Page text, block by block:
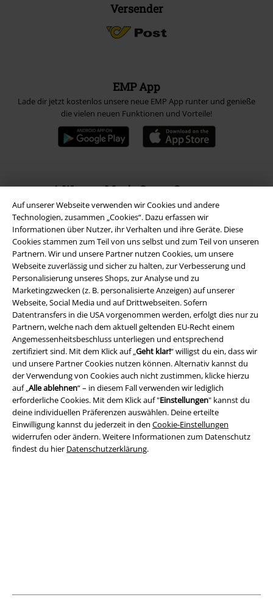
Auf unserer Webseite verwenden wir Cookies und andere
Technologien, zusammen „Cookies“. Dazu erfassen wir
Informationen über Nutzer, ihr Verhalten und ihre Geräte. Diese
Cookies stammen zum Teil von uns selbst und zum Teil von unseren
Partnern. Wir und unsere Partner nutzen Cookies, um unsere
Webseite zuverlässig und sicher zu halten, zur Verbesserung und
Personalisierung unseres Shops, zur Analyse und zu
Marketingzwecken (z. B. personalisierte Anzeigen) auf unserer
Webseite, Social Media und auf Drittwebseiten. Sofern
Datentransfers in die USA vorgenommen werden, erfolgt dies nur zu
Partnern, welche nach dem aktuell geltenden EU-Recht einem
Angemessenheitsbeschluss unterliegen und entsprechend
zertifiziert sind. Mit dem Klick auf „Geht klar!“ willigst du ein, dass wir
und unsere Partner Cookies nutzen können. Alternativ kannst du
der Verwendung von Cookies auch nicht zustimmen, klicke hierzu
auf „Alle ablehnen“ – in diesem Fall verwenden wir lediglich
erforderliche Cookies. Mit dem Klick auf "Einstellungen" kannst du
deine individuellen Präferenzen auswählen. Deine erteilte
Einwilligung kannst du jederzeit in den Cookie-Einstellungen
widerrufen oder ändern. Weitere Informationen zum Datenschutz
findest du hier Datenschutzerklärung.
Versender
EMP App
Lade dir jetzt kostenlos unsere neue EMP App runter und genieße
die vielen neuen Funktionen und Vorteile!
A Warner Music Group Company
Rechtliches
AGB
Impressum
Datenschutz